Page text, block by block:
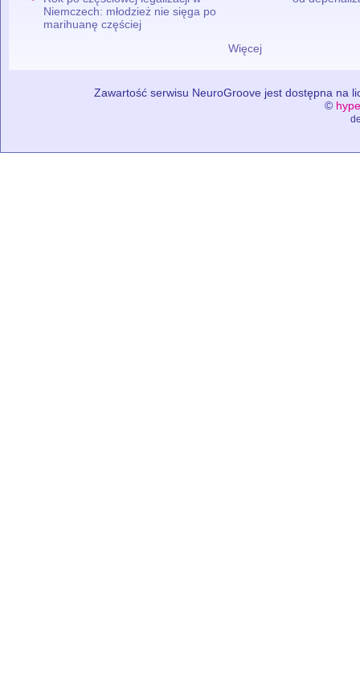
Niemczech: młodzież nie sięga po
marihuanę częściej
Więcej
Zawartość serwisu NeuroGroove jest dostępna na
©